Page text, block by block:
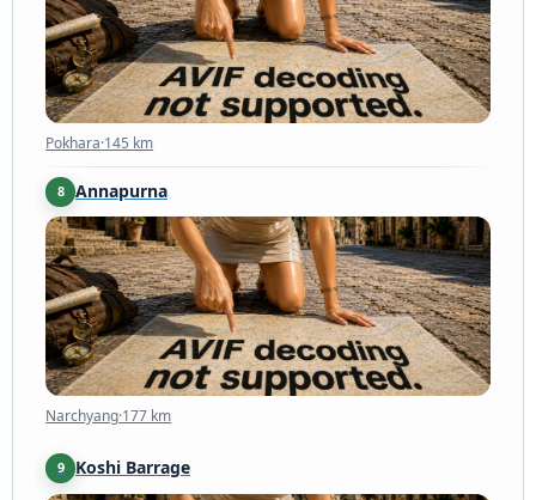
Pokhara·145 km
8 Annapurna
Narchyang·177 km
Narchyang·177 km
9 Koshi Barrage